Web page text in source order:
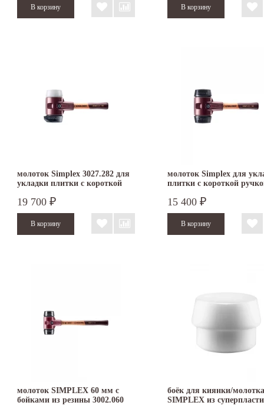
молоток Simplex 3027.282 для
укладки плитки с короткой
резина StandUp/суперпластик
19 700 ₽
молоток Simplex для
плитки с короткой
3002.082
15 400 ₽
молоток SIMPLEX 60 мм с
бойками из резины 3002.060
боёк для киянки/молотка
SIMPLEX из